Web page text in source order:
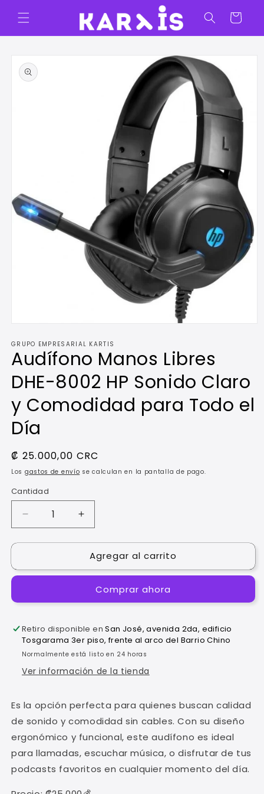
directamente
al contenido
Carrito
información
del producto
multimedia
en
ventana
modal
GRUPO EMPRESARIAL KARTIS
Audífono Manos Libres
DHE-8002 HP Sonido Claro
y Comodidad para Todo el
Día
Precio
habitual
₡ 25.000,00 CRC
Los gastos de envío se calculan en la pantalla de pago.
Cantidad
Reducir
cantidad
para
Manos
8002
Sonido
Claro
y
Comodidad
el
Día
Aumentar
cantidad
para
Audífono
Manos
DHE-
8002
Sonido
Claro
y
Comodidad
el
Día
Agregar al carrito
Comprar ahora
Retiro disponible enSan José, avenida 2da, edificio
Tosgarama 3er piso, frente al arco del Barrio Chino
Normalmente está listo en 24 horas
Ver información de la tienda
Es la opción perfecta para quienes buscan calidad
de sonido y comodidad sin cables. Con su diseño
ergonómico y funcional, este audífono es ideal
para llamadas, escuchar música, o disfrutar de tus
podcasts favoritos en cualquier momento del día.